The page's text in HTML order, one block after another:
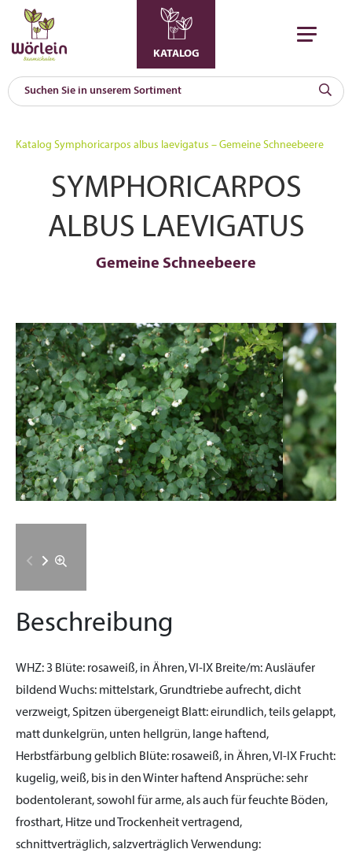
KATALOG
Katalog Symphoricarpos albus laevigatus – Gemeine Schneebeere
SYMPHORICARPOS
ALBUS LAEVIGATUS
Gemeine Schneebeere
Beschreibung
WHZ:3 Blüte: rosaweiß, in Ähren, VI-IX Breite/m:Ausläufer
bildend Wuchs: mittelstark, Grundtriebe aufrecht, dicht
verzweigt, Spitzen übergeneigt Blatt:eirundlich, teils gelappt,
matt dunkelgrün, unten hellgrün, lange haftend,
Herbstfärbung gelblich Blüte: rosaweiß, in Ähren, VI-IX Frucht:
kugelig, weiß, bis in den Winter haftend Ansprüche:sehr
bodentolerant, sowohl für arme, als auch für feuchte Böden,
frosthart, Hitze und Trockenheit vertragend,
schnittverträglich, salzverträglich Verwendung: